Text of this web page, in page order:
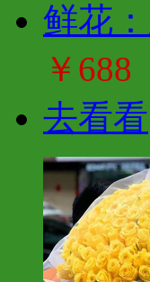
鲜花
￥688
去看看